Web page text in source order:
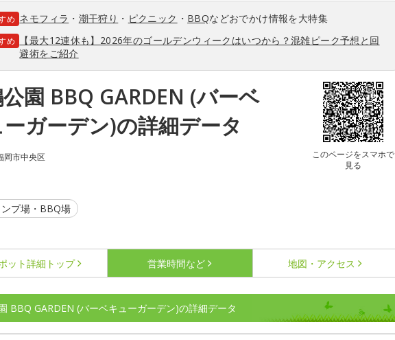
め ネモフィラ ・ 潮干狩り ・ ピクニック ・ BBQなどおでかけ情報を大特集
め
【最大12連休も】2026年のゴールデンウィークはいつから？混雑ピーク予想と回
避術をご紹介
園 BBQ GARDEN (バーベ
ガーデン)の詳細データ
このページをスマホで
見る
岡市中央区
プ場・BBQ場
ット詳細 トップ 営業時間など 地図・アクセス
BBQ GARDEN (バーベキューガーデン)の詳細データ